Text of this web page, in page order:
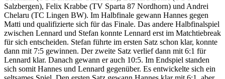
Salzbergen), Felix Krabbe (TV Sparta 87 Nordhorn) und Andrei
Chelaru (TC Lingen BW). Im Halbfinale gewann Hannes gegen
Matti und qualifizierte sich für das Finale. Das andere Halbfinalspiel
zwischen Lennard und Stefan konnte Lennard erst im Matchtiebreak
für sich entscheiden. Stefan führte im ersten Satz schon klar, konnte
dann mit 7:5 gewinnen. Der zweite Satz verlief dann mit 6:1 für
Lennard klar. Danach gewann er auch 10:5. Im Endspiel standen
sich somit Hannes und Lennard gegenüber. Es entwickelte sich ein